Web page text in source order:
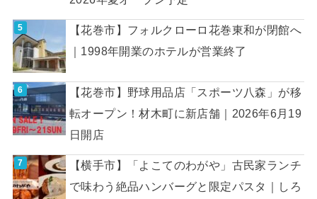
【花巻市】フォルクローロ花巻東和が閉館へ
｜1998年開業のホテルが営業終了
【花巻市】野球用品店「スポーツ八森」が移
転オープン！材木町に新店舗｜2026年6月19
日開店
【横手市】「よこてのわがや」古民家ランチ
で味わう絶品ハンバーグと限定パスタ｜しろ